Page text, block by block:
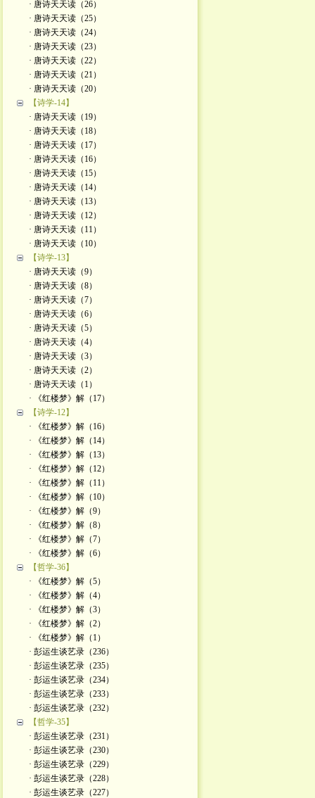
· 唐诗天天读（26）
· 唐诗天天读（25）
· 唐诗天天读（24）
· 唐诗天天读（23）
· 唐诗天天读（22）
· 唐诗天天读（21）
· 唐诗天天读（20）
【诗学-14】
· 唐诗天天读（19）
· 唐诗天天读（18）
· 唐诗天天读（17）
· 唐诗天天读（16）
· 唐诗天天读（15）
· 唐诗天天读（14）
· 唐诗天天读（13）
· 唐诗天天读（12）
· 唐诗天天读（11）
· 唐诗天天读（10）
【诗学-13】
· 唐诗天天读（9）
· 唐诗天天读（8）
· 唐诗天天读（7）
· 唐诗天天读（6）
· 唐诗天天读（5）
· 唐诗天天读（4）
· 唐诗天天读（3）
· 唐诗天天读（2）
· 唐诗天天读（1）
· 《红楼梦》解（17）
【诗学-12】
· 《红楼梦》解（16）
· 《红楼梦》解（14）
· 《红楼梦》解（13）
· 《红楼梦》解（12）
· 《红楼梦》解（11）
· 《红楼梦》解（10）
· 《红楼梦》解（9）
· 《红楼梦》解（8）
· 《红楼梦》解（7）
· 《红楼梦》解（6）
【哲学-36】
· 《红楼梦》解（5）
· 《红楼梦》解（4）
· 《红楼梦》解（3）
· 《红楼梦》解（2）
· 《红楼梦》解（1）
· 彭运生谈艺录（236）
· 彭运生谈艺录（235）
· 彭运生谈艺录（234）
· 彭运生谈艺录（233）
· 彭运生谈艺录（232）
【哲学-35】
· 彭运生谈艺录（231）
· 彭运生谈艺录（230）
· 彭运生谈艺录（229）
· 彭运生谈艺录（228）
· 彭运生谈艺录（227）